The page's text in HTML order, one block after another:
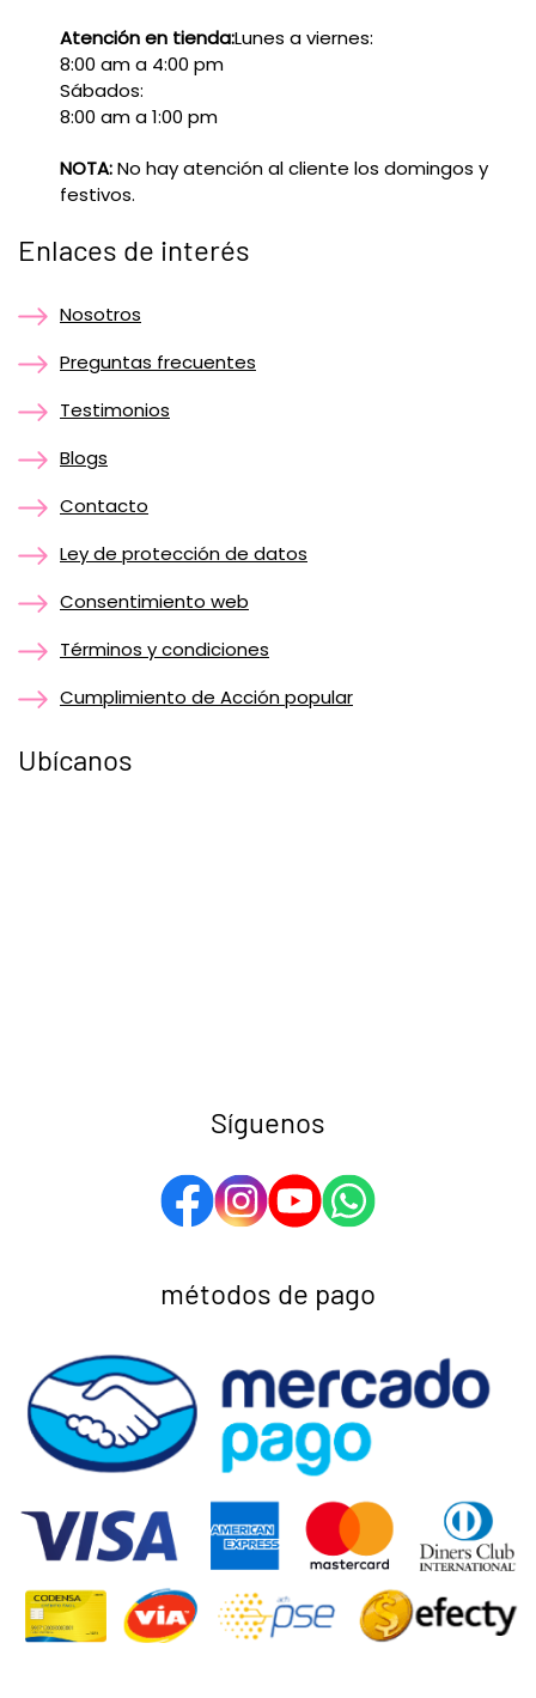
Atención en tienda:Lunes a viernes:
8:00 am a 4:00 pm
Sábados:
8:00 am a 1:00 pm
NOTA:No hay atención al cliente los domingos y
festivos.
Enlaces de interés
Nosotros
Preguntas frecuentes
Testimonios
Blogs
Contacto
Ley de protección de datos
Consentimiento web
Términos y condiciones
Cumplimiento de Acción popular
Ubícanos
Síguenos
métodos de pago